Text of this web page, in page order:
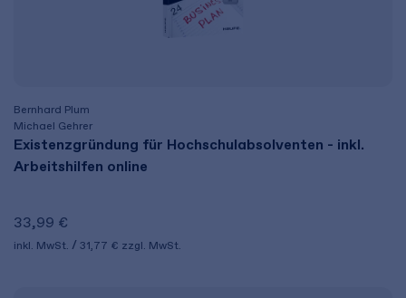
Bernhard Plum
Michael Gehrer
Existenzgründung für Hochschulabsolventen - inkl.
Arbeitshilfen online
33,99 €
inkl. MwSt. 31,77 € zzgl. MwSt.